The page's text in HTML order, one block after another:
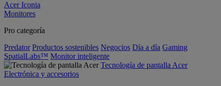
Acer Iconia
Monitores
Pro categoría
Predator Productos sostenibles Negocios Día a día Gaming
SpatialLabs™ Monitor inteligente
Tecnología de pantalla Acer
Electrónica y accesorios